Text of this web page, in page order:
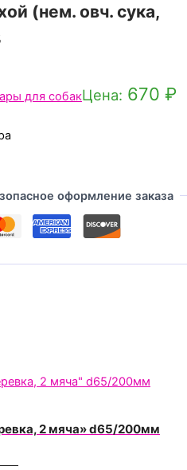
(нем. овч. сука,
для собакЦена: 670 ₽
оформление заказа
2 мяча» d65/200мм